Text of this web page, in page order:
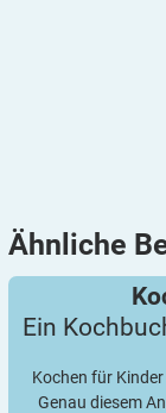
Ähnliche
Ein
Ein
Kochen für
Genau diesem